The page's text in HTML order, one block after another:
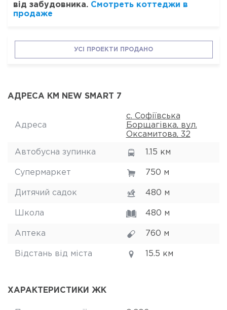
від забудовника. Смотреть коттеджи в
продаже
УСІ ПРОЕКТИ ПРОДАНО
АДРЕСА КМ NEW SMART 7
Адреса
с. Софіївська
Борщагівка, вул.
Оксамитова, 32
Автобусна зупинка 1.15 км
Супермаркет 750 м
Дитячий садок 480 м
Школа 480 м
Аптека 760 м
Відстань від міста 15.5 км
ХАРАКТЕРИСТИКИ ЖК